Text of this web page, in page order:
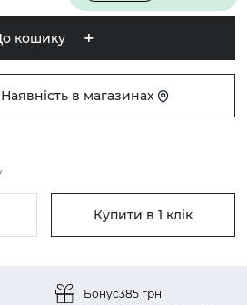
кошику
в магазинах
Купити в 1 клік
Бонус385 грн